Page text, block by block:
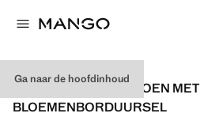
Ga naar de hoofdinhoud
SLABBETJE VAN KATOEN MET
BLOEMENBORDUURSEL
Kies een kleur